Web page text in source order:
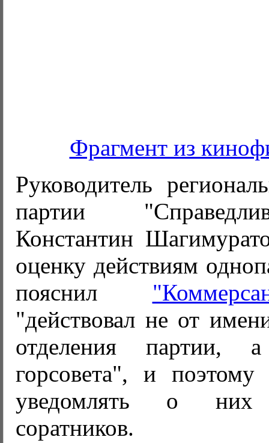
Фрагмент из
Руководитель
партии
Константин
оценку действиям
пояснил
"действовал не от
отделения партии,
горсовета", и
уведомлять о них
соратников.